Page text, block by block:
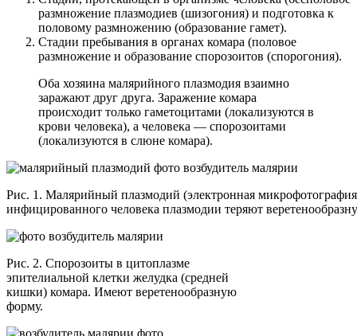
размножение плазмодиев (шизогония) и подготовка к
половому размножению (образование гамет).
Стадии пребывания в органах комара (половое
размножение и образование спорозоитов (спорогония).
Оба хозяина малярийного плазмодия взаимно
заражают друг друга. Заражение комара
происходит только гаметоцитами (локализуются в
крови человека), а человека — спорозоитами
(локализуются в слюне комара).
Рис. 1. Малярийный плазмодий (электронная
инфицированного человека плазмодии теряют
Рис. 2. Спорозоиты в цитоплазме
эпителиальной клетки желудка (средней
кишки) комара. Имеют веретенообразную
форму.